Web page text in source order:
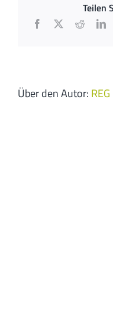
Teilen
Facebook
X Reddit
Über den Autor: REG